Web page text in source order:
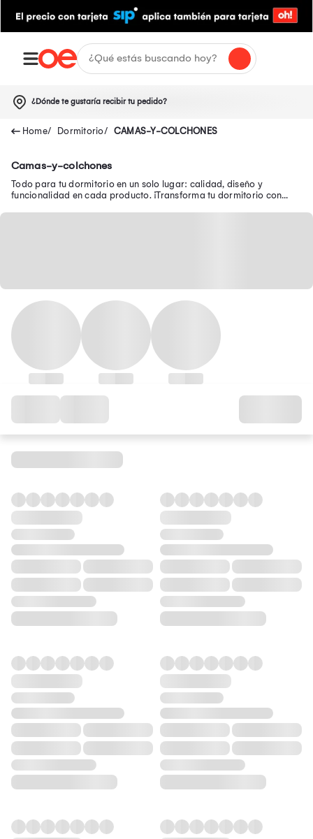
¿Dónde te gustaría recibir tu pedido?
Dormitorio CAMAS-Y-COLCHONES
Camas-y-colchones
Todo para tu dormitorio en un solo lugar: calidad, diseño y
funcionalidad en cada producto. ¡Transforma tu dormitorio con